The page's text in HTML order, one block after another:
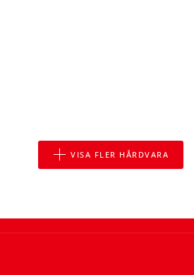
VISA FLER HÅRDVARA